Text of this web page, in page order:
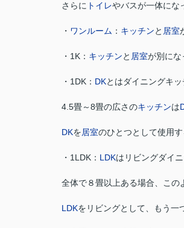
さらに トイレやバスが一体にな
・ ワンルーム ： キッチンと 居室
・1K： キッチンと 居室が別にな
・1DK： DKとはダイニングキッ
4.5畳～8畳の広さのキッチンは
DKを居室のひとつとして使用す
・1LDK： LDKはリビングダイ
全体で８畳以上ある場合、この
LDKをリビングとして、もう一